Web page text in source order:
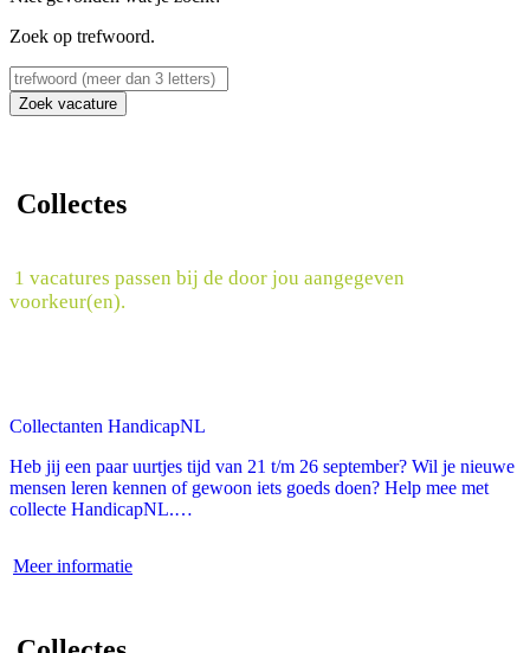
Zoek op trefwoord.
Zoek vacature
Collectes
1 vacatures passen bij de door jou aangegeven
voorkeur(en).
Collectanten HandicapNL
Heb jij een paar uurtjes tijd van 21 t/m 26 september? Wil je nieuwe
mensen leren kennen of gewoon iets goeds doen? Help mee met
collecte HandicapNL.…
Meer informatie